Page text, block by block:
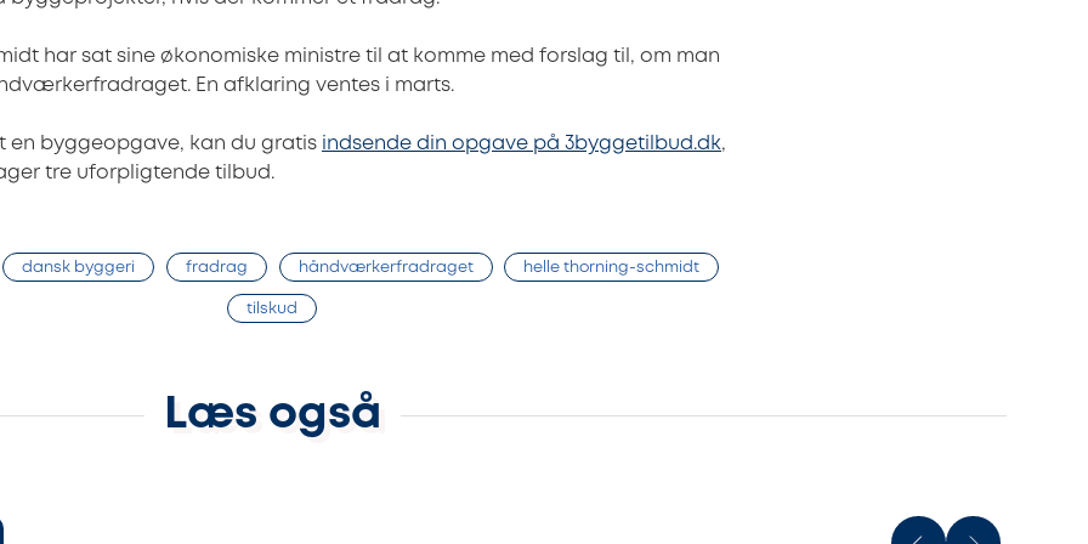
har sat sine økonomiske ministre til at komme med forslag til, om man
En afklaring ventes i marts.
en byggeopgave, kan du gratis indsende din opgave på 3byggetilbud.dk,
tre uforpligtende tilbud.
dansk byggeri fradrag håndværkerfradraget helle thorning-schmidt
tilskud
Læs også